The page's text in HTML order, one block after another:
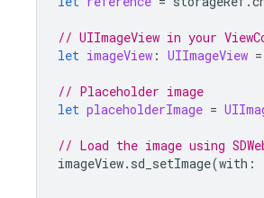
// UIImageView in your
let imageView : UIImageView =
// Placeholder image
let placeholderImage =
// Load the image using
imageView. sd_setImage(with :